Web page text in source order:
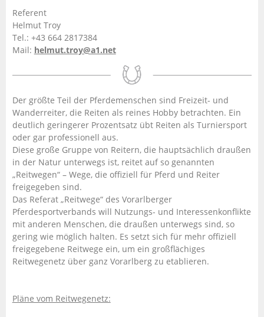
Referent
Helmut Troy
Tel.: +43 664 2817384
Mail: helmut.troy@a1.net
Der größte Teil der Pferdemenschen sind Freizeit- und
Wanderreiter, die Reiten als reines Hobby betrachten. Ein
deutlich geringerer Prozentsatz übt Reiten als Turniersport
oder gar professionell aus.
Diese große Gruppe von Reitern, die hauptsächlich draußen
in der Natur unterwegs ist, reitet auf so genannten
„Reitwegen“ – Wege, die offiziell für Pferd und Reiter
freigegeben sind.
Das Referat „Reitwege“ des Vorarlberger
Pferdesportverbands will Nutzungs- und Interessenkonflikte
mit anderen Menschen, die draußen unterwegs sind, so
gering wie möglich halten. Es setzt sich für mehr offiziell
freigegebene Reitwege ein, um ein großflächiges
Reitwegenetz über ganz Vorarlberg zu etablieren.
Pläne vom Reitwegenetz: